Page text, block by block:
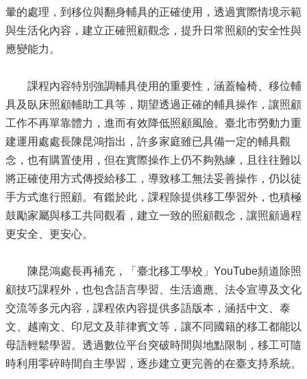
暈的處理，到移位與翻身輔具的正確使用，透過實際情境示範
與生活化內容，建立正確照顧觀念，提升日常照顧的安全性與
應變能力。
課程內容特別強調輔具使用的重要性，涵蓋輪椅、移位輔
具及臥床照顧輔助工具等，期望透過正確的輔具操作，讓照顧
工作不再單靠體力，進而有效降低照顧風險。臺北市勞動力重
建運用處處長陳昆鴻指出，許多家庭雖已具備一定的輔具觀
念，也有購置使用，但在實際操作上仍不夠熟練，且往往難以
將正確使用方式傳授給移工，導致移工無法妥善操作，仍以徒
手方式進行照顧。有鑑於此，課程除提供移工學習外，也積極
鼓勵家屬與移工共同觀看，建立一致的照顧觀念，讓照顧過程
更安全、更安心。
陳昆鴻處長再補充，「臺北移工學校」YouTube頻道除照
顧技巧課程外，也包含語言學習、生活適應、法令宣導及文化
交流等多元內容，課程依內容提供多語版本，涵括中文、泰
文、越南文、印尼文及菲律賓文等，讓不同國籍的移工都能以
母語輕鬆學習。透過數位平台突破時間與地點限制，移工可隨
時利用零碎時間自主學習，逐步建立更完善的在臺支持系統。